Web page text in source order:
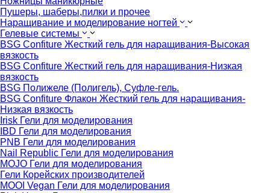
Пушеры, шаберы,пилки и прочее
Наращивание и моделирование ногтей
Гелевые системы
BSG Confiture Жесткий гель для наращивания-Высокая
вязкость
BSG Confiture Жесткий гель для наращивания-Низкая
вязкость
BSG Полижеле (Полигель), Суфле-гель.
BSG Confiture Флакон Жесткий гель для наращивания-
Низкая вязкость
Irisk Гели для моделирования
IBD Гели для моделирования
PNB Гели для моделирования
Nail Republic Гели для моделирования
MOJO Гели для моделирования
Гели Корейских производителей
MOOI Vegan Гели для моделирования